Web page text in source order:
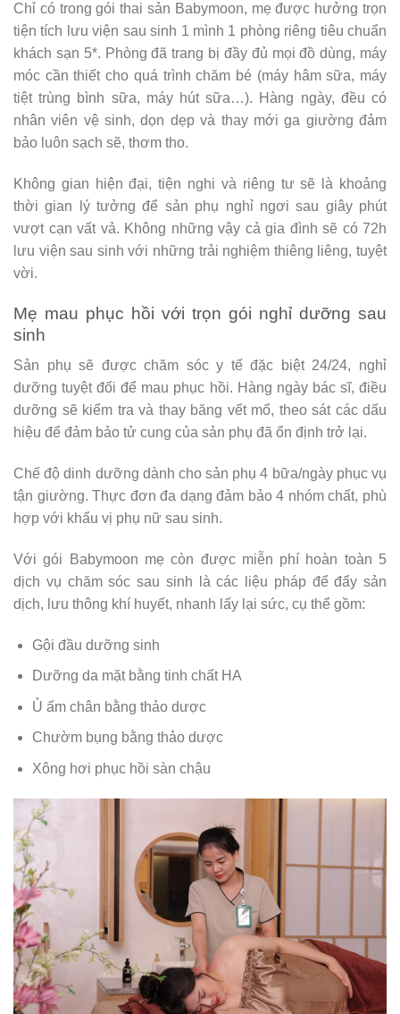
Chỉ có trong gói thai sản Babymoon, mẹ được hưởng trọn
tiện tích lưu viện sau sinh 1 mình 1 phòng riêng tiêu chuẩn
khách sạn 5*. Phòng đã trang bị đầy đủ mọi đồ dùng, máy
móc cần thiết cho quá trình chăm bé (máy hâm sữa, máy
tiệt trùng bình sữa, máy hút sữa…). Hàng ngày, đều có
nhân viên vệ sinh, dọn dẹp và thay mới ga giường đảm
bảo luôn sạch sẽ, thơm tho.​
Không gian hiện đại, tiện nghi và riêng tư sẽ là khoảng
thời gian lý tưởng để sản phụ nghỉ ngơi sau giây phút
vượt cạn vất vả. Không những vậy cả gia đình sẽ có 72h
lưu viện sau sinh với những trải nghiệm thiêng liêng, tuyệt
vời.
Mẹ mau phục hồi với trọn gói nghỉ dưỡng sau
sinh
Sản phụ sẽ được chăm sóc y tế đặc biệt 24/24, nghỉ
dưỡng tuyệt đối để mau phục hồi. Hàng ngày bác sĩ, điều
dưỡng sẽ kiểm tra và thay băng vết mổ, theo sát các dấu
hiệu để đảm bảo tử cung của sản phụ đã ổn định trở lại.
Chế độ dinh dưỡng dành cho sản phụ 4 bữa/ngày phục vụ
tận giường. Thực đơn đa dạng đảm bảo 4 nhóm chất, phù
hợp với khẩu vị phụ nữ sau sinh.
Với gói Babymoon mẹ còn được miễn phí hoàn toàn 5
dịch vụ chăm sóc sau sinh là các liệu pháp để đẩy sản
dịch, lưu thông khí huyết, nhanh lấy lại sức, cụ thể gồm:
Gội đầu dưỡng sinh
Dưỡng da mặt bằng tinh chất HA
Ủ ấm chân bằng thảo dược
Chườm bụng bằng thảo dược
Xông hơi phục hồi sàn chậu